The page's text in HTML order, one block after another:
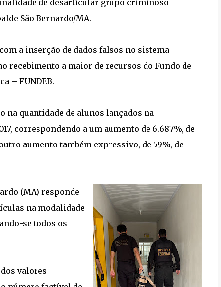
finalidade de desarticular grupo criminoso
São Bernardo/MA.
a inserção de dados falsos no sistema
recebimento a maior de recursos do Fundo de
– FUNDEB.
na quantidade de alunos lançados na
correspondendo a um aumento de 6.687%, de
aumento também expressivo, de 59%, de
(MA) responde
na modalidade
se todos os
valores